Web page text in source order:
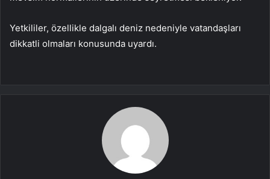
Yetkililer, özellikle dalgalı deniz nedeniyle vatandaşları
dikkatli olmaları konusunda uyardı.